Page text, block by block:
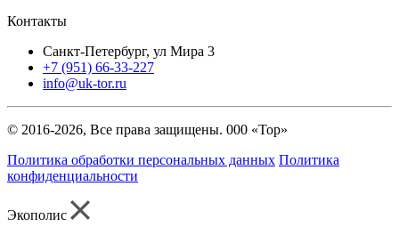
Контакты
Санкт-Петербург, ул Мира 3
+7 (951) 66-33-227
info@uk-tor.ru
© 2016-2026, Все права защищены. 000 «Тор»
Политика обработки персональных данных Политика
конфиденциальности
Экополис